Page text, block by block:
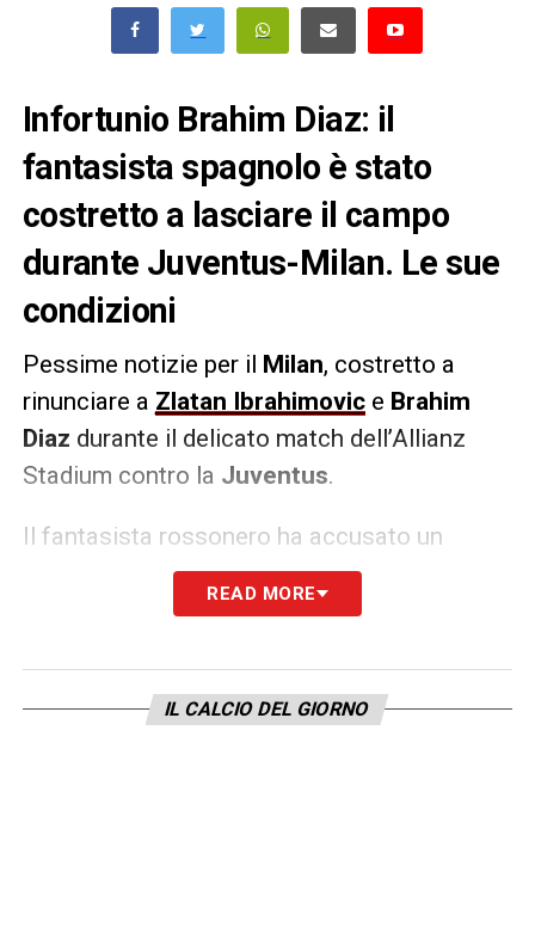
Infortunio Brahim Diaz: il
fantasista spagnolo è stato
costretto a lasciare il campo
durante Juventus-Milan. Le sue
condizioni
Pessime notizie per il Milan, costretto a
rinunciare a Zlatan Ibrahimovic e Brahim
Diaz durante il delicato match dell’Allianz
Stadium contro la Juventus.
Il fantasista rossonero ha accusato un
fastidio muscolare e ha preferito lasciare il
campo. Al suo posto, al 70′ della ripresa, è
READ MORE
IL CALCIO DEL GIORNO